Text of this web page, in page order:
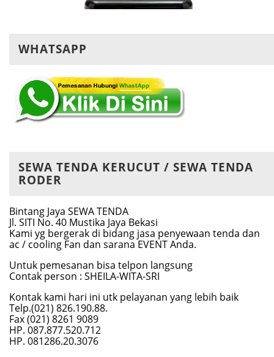
WHATSAPP
SEWA TENDA KERUCUT / SEWA TENDA
RODER
Bintang Jaya SEWA TENDA
Jl. SITI No. 40 Mustika Jaya Bekasi
Kami yg bergerak di bidang jasa penyewaan tenda dan
ac / cooling Fan dan sarana EVENT Anda.
Untuk pemesanan bisa telpon langsung
Contak person : SHEILA-WITA-SRI
Kontak kami hari ini utk pelayanan yang lebih baik
Telp.(021) 826.190.88.
Fax (021) 8261 9089
HP. 087.877.520.712
HP. 081286.20.3076